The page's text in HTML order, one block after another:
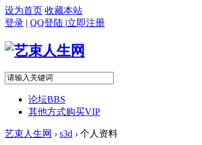
设为首页 收藏本站
登录 | QQ登陆 |立即注册
论坛BBS
其他方式购买VIP
艺束人生网 › s3d › 个人资料